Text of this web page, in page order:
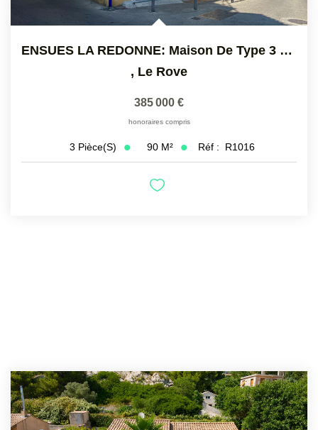
ENSUES LA REDONNE: Maison De Type 3 À L'étage De 65 M2...
, Le Rove
385 000 €
honoraires compris
3 Pièce(s) 90 M² Réf : R1016